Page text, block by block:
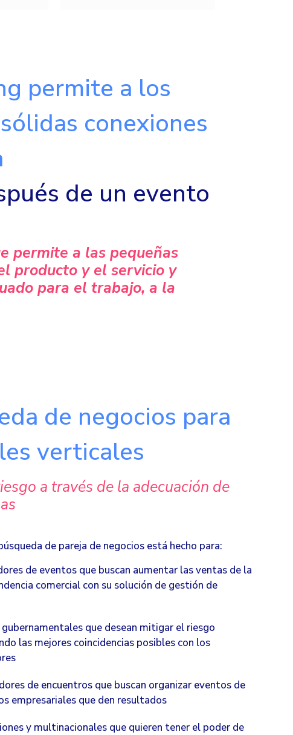
permite a los
conexiones
de un evento
permite a las pequeñas
producto y el servicio y
para el trabajo, a la
de negocios para
verticales
a través de la adecuación de
de pareja de negocios está hecho para:
de eventos que buscan aumentar las ventas de la
comercial con su solución de gestión de
que desean mitigar el riesgo
las mejores coincidencias posibles con los
de encuentros que buscan organizar eventos de
empresariales que den resultados
y multinacionales que quieren tener el poder de